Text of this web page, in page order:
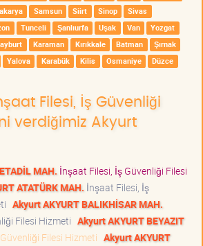
Samsun Siirt Sinop
Sivas
Tunceli Şanlıurfa Uşak Van
Yozgat
Karaman Kırıkkale Batman
Şırnak
Yalova Karabük Kilis Osmaniye Düzce
Filesi, İş Güvenliği
verdiğimiz Akyurt
MAH. İnşaat Filesi, İş Güvenliği Filesi
ATATÜRK MAH. İnşaat Filesi, İş
Akyurt AKYURT BALIKHİSAR MAH.
Filesi Hizmeti Akyurt AKYURT BEYAZIT
Filesi Hizmeti Akyurt AKYURT